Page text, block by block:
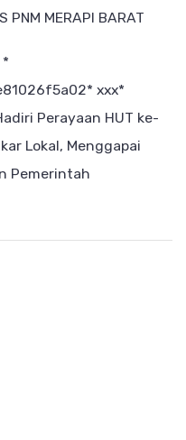
PNM MERAPI BARAT
ххх*
Perayaan HUT ke-
Lokal, Menggapai
Pemerintah